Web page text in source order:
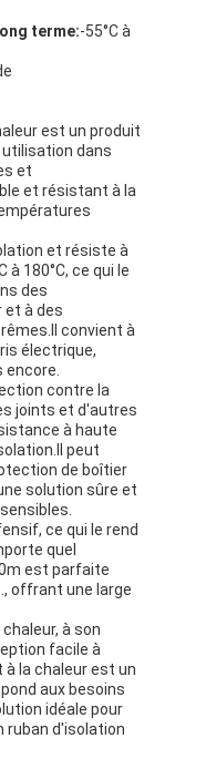
terme:-55°C à
est un produit
dans
et
et résistant à la
et résiste à
180°C, ce qui le
des
et à des
convient à
électrique,
contre la
joints et d'autres
à haute
peut
de boîtier
solution sûre et
ce qui le rend
quel
est parfaite
offrant une large
à son
facile à
la chaleur est un
aux besoins
idéale pour
ruban d'isolation